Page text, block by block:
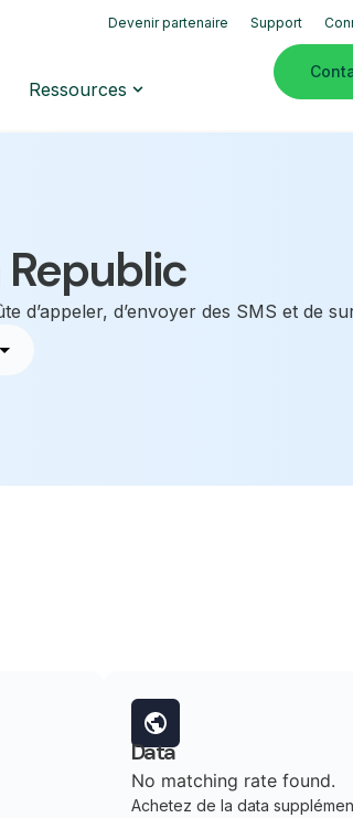
Devenir partenaire Support
Ressources
d’appeler, d’envoyer des SMS et de
Data
No matching rate found.
Achetez de la data